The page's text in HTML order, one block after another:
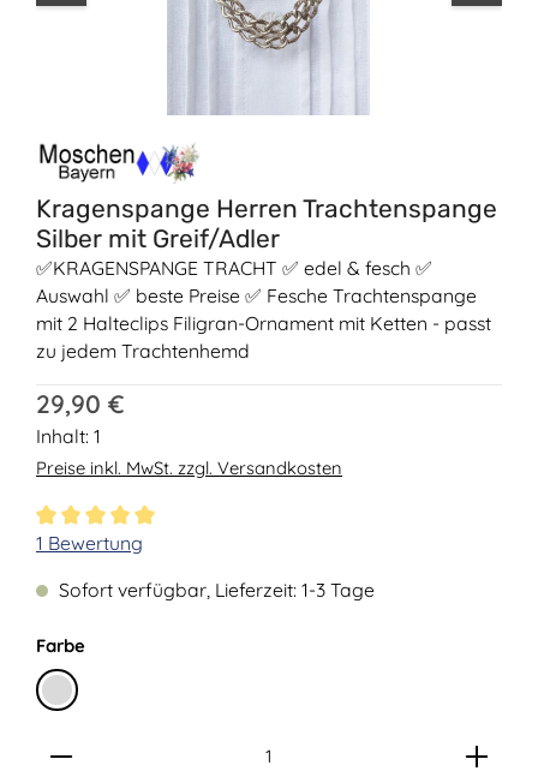
Kragenspange Herren Trachtenspange
Silber mit Greif/Adler
✅KRAGENSPANGE TRACHT ✅ edel & fesch ✅
Auswahl ✅ beste Preise ✅ Fesche Trachtenspange
mit 2 Halteclips Filigran-Ornament mit Ketten - passt
zu jedem Trachtenhemd
Regulärer Preis:
29,90 €
Inhalt: 1
Preise inkl. MwSt. zzgl. Versandkosten
Durchschnittliche Bewertung von 5 von 5 Sternen
1 Bewertung
Sofort verfügbar, Lieferzeit: 1-3 Tage
Farbeauswählen
Silber
Produkt Anzahl: Gib den gewünschten Wert ein